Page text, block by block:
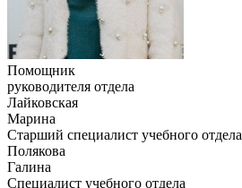
Помощник
руководителя отдела
Лайковская
Марина
Старший специалист учебного отдела
Полякова
Галина
Специалист учебного отдела